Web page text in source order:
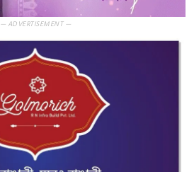
— ADVERTISEMENT —